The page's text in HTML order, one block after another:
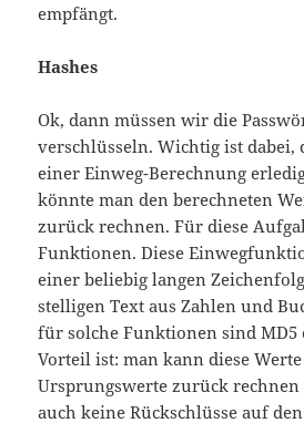
empfängt.
Hashes
Ok, dann müssen wir die
verschlüsseln. Wichtig ist dabei,
einer Einweg-Berechnung
könnte man den berechneten
zurück rechnen. Für diese
Funktionen. Diese
einer beliebig langen
stelligen Text aus Zahlen und
für solche Funktionen sind MD5
Vorteil ist: man kann diese
Ursprungswerte zurück
auch keine Rückschlüsse auf